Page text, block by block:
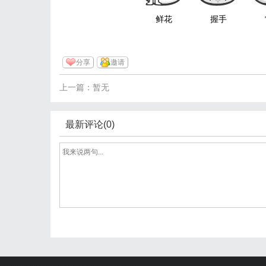
鲜花 握手
分享 邀请
上一篇：暂无
最新评论(0)